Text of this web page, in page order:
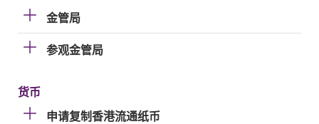
金管局
参观金管局
货币
申请复制香港流通纸币